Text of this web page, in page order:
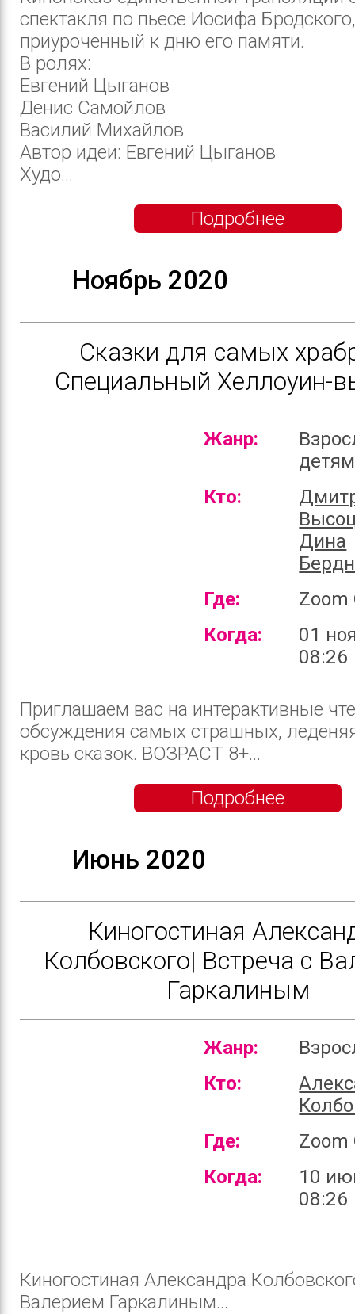
спектакля по пьесе Иосифа Бродского,
приуроченный к дню его памяти.
В ролях:
Евгений Цыганов
Денис Самойлов
Василий Михайлов
Автор идеи: Евгений Цыганов
Худо...
Подробнее
Ноябрь 2020
Сказки для самых
Специальный Хеллоуин-
Жанр:
детям
Кто:
Дина
Где:
Zoom
Когда:
01
08:26
Приглашаем вас на интерактивные
обсуждения самых страшных,
кровь сказок. ВОЗРАСТ 8+...
Подробнее
Июнь 2020
Киногостиная
Колбовского| Встреча с
Гаркалиным
Жанр:
Кто:
Где:
Zoom
Когда:
10
08:26
Киногостиная Александра
Валерием Гаркалиным...